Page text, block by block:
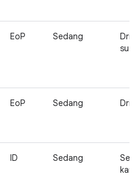
EoP Sedang
EoP Sedang
ID Sedang